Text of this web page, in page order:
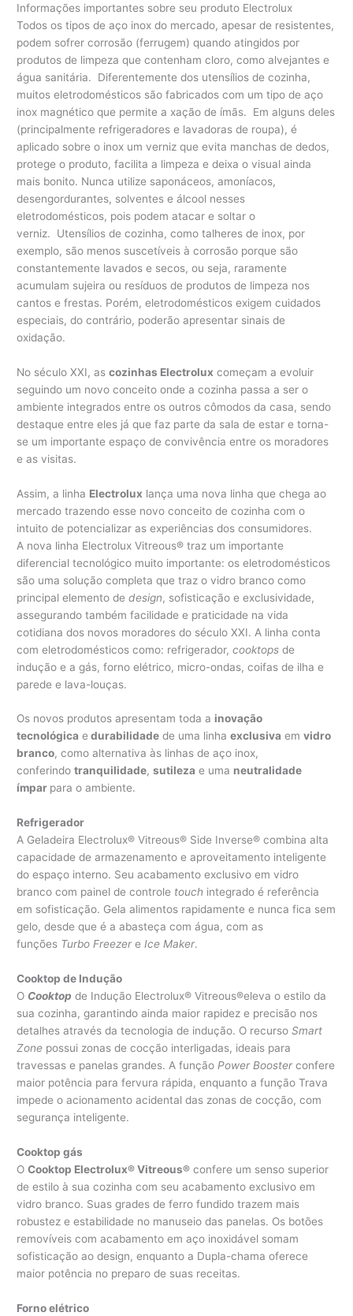
Informações importantes sobre seu produto Electrolux
Todos os tipos de aço inox do mercado, apesar de resistentes,
podem sofrer corrosão (ferrugem) quando atingidos por
produtos de limpeza que contenham cloro, como alvejantes e
água sanitária. Diferentemente dos utensílios de cozinha,
muitos eletrodomésticos são fabricados com um tipo de aço
inox magnético que permite a xação de ímãs. Em alguns deles
(principalmente refrigeradores e lavadoras de roupa), é
aplicado sobre o inox um verniz que evita manchas de dedos,
protege o produto, facilita a limpeza e deixa o visual ainda
mais bonito. Nunca utilize saponáceos, amoníacos,
desengordurantes, solventes e álcool nesses
eletrodomésticos, pois podem atacar e soltar o
verniz. Utensílios de cozinha, como talheres de inox, por
exemplo, são menos suscetíveis à corrosão porque são
constantemente lavados e secos, ou seja, raramente
acumulam sujeira ou resíduos de produtos de limpeza nos
cantos e frestas. Porém, eletrodomésticos exigem cuidados
especiais, do contrário, poderão apresentar sinais de
oxidação.
No século XXI, ascozinhas Electrolux começam a evoluir
seguindo um novo conceito onde a cozinha passa a ser o
ambiente integrados entre os outros cômodos da casa, sendo
destaque entre eles já que faz parte da sala de estar e torna-
se um importante espaço de convivência entre os moradores
e as visitas.
Assim, a linha Electrolux lança uma nova linha que chega ao
mercado trazendo esse novo conceito de cozinha com o
intuito de potencializar as experiências dos consumidores.
A nova linha Electrolux Vitreous® traz um importante
diferencial tecnológico muito importante: os eletrodomésticos
são uma solução completa que traz o vidro branco como
principal elemento dedesign, sofisticação e exclusividade,
assegurando também facilidade e praticidade na vida
cotidiana dos novos moradores do século XXI. A linha conta
com eletrodomésticos como: refrigerador,cooktops de
indução e a gás, forno elétrico, micro-ondas, coifas de ilha e
parede e lava-louças.
Os novos produtos apresentam toda a inovação
tecnológica e durabilidade de uma linhaexclusiva emvidro
branco, como alternativa às linhas de aço inox,
conferindotranquilidade,sutileza e uma neutralidade
ímpar para o ambiente.
Refrigerador
A Geladeira Electrolux® Vitreous® Side Inverse® combina alta
capacidade de armazenamento e aproveitamento inteligente
do espaço interno. Seu acabamento exclusivo em vidro
branco com painel de controle touch integrado é referência
em sofisticação. Gela alimentos rapidamente e nunca fica sem
gelo, desde que é a abasteça com água, com as
funções Turbo FreezereIce Maker.
Cooktop de Indução
O Cooktop de Indução Electrolux® Vitreous®eleva o estilo da
sua cozinha, garantindo ainda maior rapidez e precisão nos
detalhes através da tecnologia de indução. O recursoSmart
Zone possui zonas de cocção interligadas, ideais para
travessas e panelas grandes. A função Power Boosterconfere
maior potência para fervura rápida, enquanto a função Trava
impede o acionamento acidental das zonas de cocção, com
segurança inteligente.
Cooktop gás
OCooktop Electrolux® Vitreous® confere um senso superior
de estilo à sua cozinha com seu acabamento exclusivo em
vidro branco. Suas grades de ferro fundido trazem mais
robustez e estabilidade no manuseio das panelas. Os botões
removíveis com acabamento em aço inoxidável somam
sofisticação ao design, enquanto a Dupla-chama oferece
maior potência no preparo de suas receitas.
Forno elétrico